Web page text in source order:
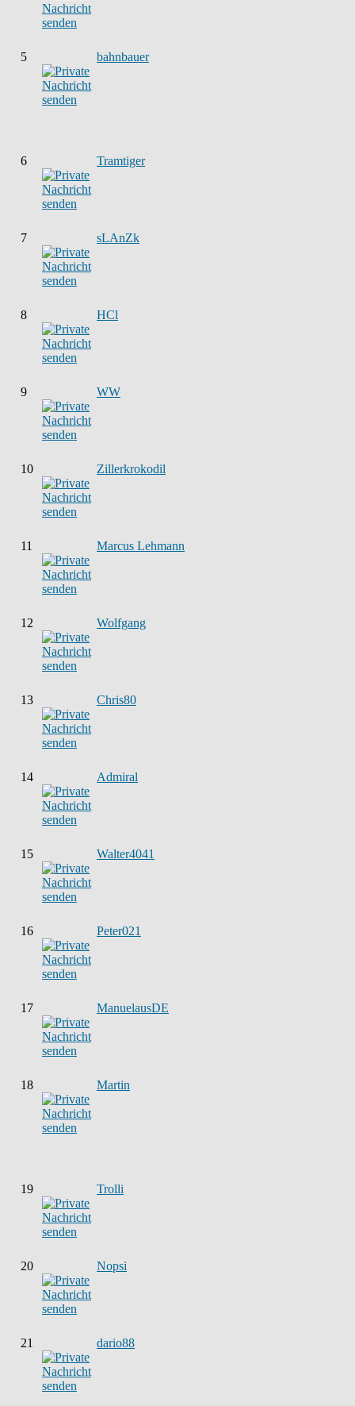
5 bahnbauer
6 Tramtiger
7 sLAnZk
8 HCl
9 WW
10 Zillerkrokodil
11 Marcus Lehmann
12 Wolfgang
13 Chris80
14 Admiral
15 Walter4041
16 Peter021
17 ManuelausDE
18 Martin
19 Trolli
20 Nopsi
21 dario88